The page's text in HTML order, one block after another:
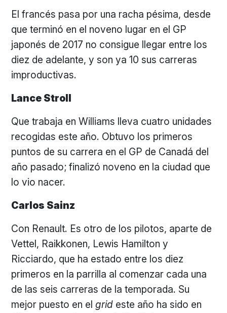
El francés pasa por una racha pésima, desde
que terminó en el noveno lugar en el GP
japonés de 2017 no consigue llegar entre los
diez de adelante, y son ya 10 sus carreras
improductivas.
Lance Stroll
Que trabaja en Williams lleva cuatro unidades
recogidas este año. Obtuvo los primeros
puntos de su carrera en el GP de Canadá del
año pasado; finalizó noveno en la ciudad que
lo vio nacer.
Carlos Sainz
Con Renault. Es otro de los pilotos, aparte de
Vettel, Raikkonen, Lewis Hamilton y
Ricciardo, que ha estado entre los diez
primeros en la parrilla al comenzar cada una
de las seis carreras de la temporada. Su
mejor puesto en elgrid este año ha sido en